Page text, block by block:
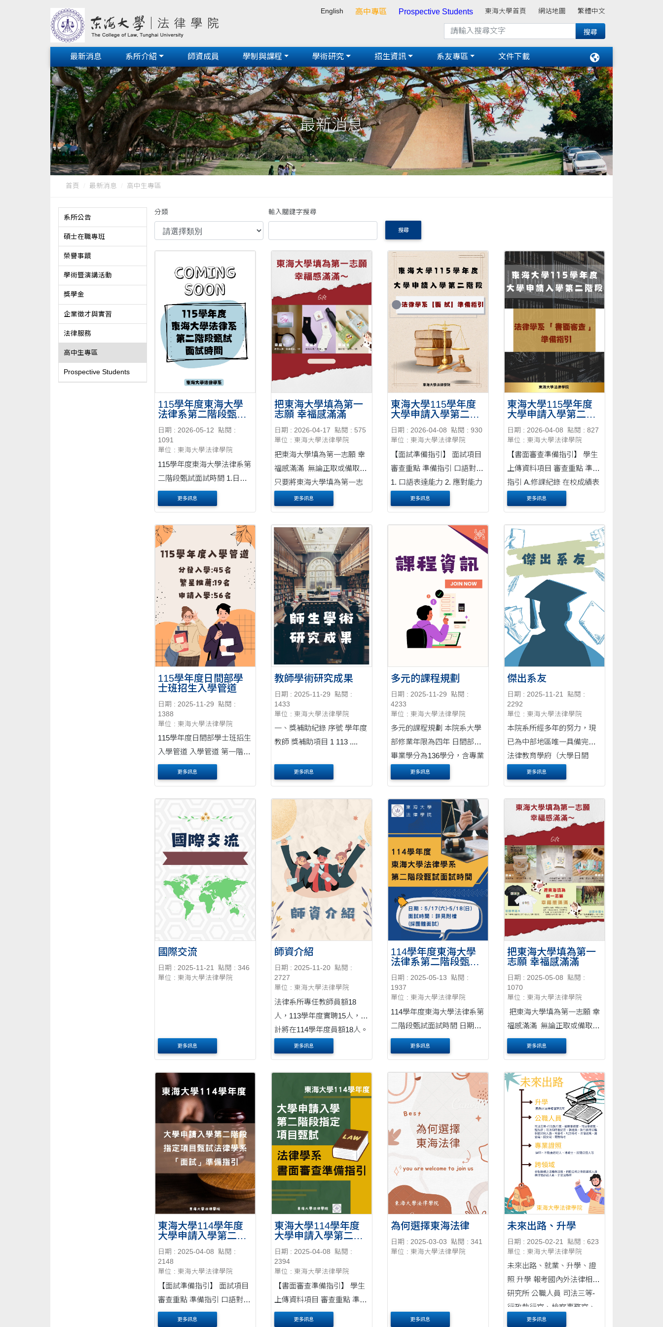
English 高中專區 Prospective Students 東海大學首頁 網站地圖 繁體中文
最新消息 系所介紹 師資成員 學制與課程 學術研究 招生資訊 系友專區 文件下載
最新消息
首頁 最新消息 高中生專區
系所公告
碩士在職專班
榮譽事蹟
學術暨演講活動
獎學金
企業徵才與實習
法律服務
高中生專區
Prospective Students
分類 輸入關鍵字搜尋
搜尋
115學年度東海大學
法律系第二階段甄試
日期 : 2026-05-12
點閱 :
1091
單位 : 東海大學法律學院
115學年度東海大學法律系第
二階段甄試面試時間 1.日
期：5/16(六)-5/17(日)，本校
於上午7時至下午7時，車輛
出示具照片之「身分證件」
正本(國民身分證、汽機車駕
駛執照、護照、居留證....
更多訊息
把東海大學填為第一
志願 幸福感滿滿
日期 : 2026-04-17
點閱 : 575
單位 : 東海大學法律學院
把東海大學填為第一志願 幸
福感滿滿 無論正取或備取，
只要將東海大學填為第一志
願並順利錄取， 於115學年
度註冊完畢，就可以獲得幸
福好禮。 幸福1：點亮幸福
「吸鐵燈箱」1個 幸福2：走
路有風....
更多訊息
東海大學115學年度
大學申請入學第二階
學系「 面試 」準備
指引
日期 : 2026-04-08
點閱 : 930
單位 : 東海大學法律學院
【面試準備指引】 面試項目
審查重點 準備指引 口語對談
1. 口語表達能力 2. 應對能力
3. 臨場反應能力 1. 回答內容
更多訊息
東海大學115學年度
大學申請入學第二階
學系「 書面審查 」
準備指引
日期 : 2026-04-08
點閱 : 827
單位 : 東海大學法律學院
【書面審查準備指引】 學生
上傳資料項目 審查重點 準備
指引 A.修課紀錄 在校成績表
領域之修課紀錄，若與本系
相關領域課程的....
更多訊息
115學年度日間部學
士班招生入學管道
日期 : 2025-11-29
點閱 :
1388
單位 : 東海大學法律學院
115學年度日間部學士班招生
入學管道 入學管道 第一階段
第二階段 繁星推薦(19名) 國
文均標 英文均標 數學A、數
更多訊息
教師學術研究成果
日期 : 2025-11-29
點閱 :
1433
單位 : 東海大學法律學院
一、獎補助紀錄 序號 學年度
教師 獎補助項目 1 113 ....
更多訊息
多元的課程規劃
日期 : 2025-11-29
點閱 :
4233
單位 : 東海大學法律學院
多元的課程規劃 本院系大學
部修業年限為四年 日間部：
畢業學分為136學分，含專業
必修課程69學分，基礎及通
識課程28學分，選修課程(含
必修)39學分。 一、必修科
目： 第一學年：憲法、民
更多訊息
傑出系友
日期 : 2025-11-21
點閱 :
2292
單位 : 東海大學法律學院
本院系所經多年的努力，現
已為中部地區唯一具備完整
法律教育學府（大學日間
部、進修部、碩士班、博士
班），除法律系學會有經常
性的演講、研討會及學術活
動外，更有法律服務中心定
期為社會大眾提供法律免費
諮詢服務....
更多訊息
國際交流
日期 : 2025-11-21
點閱 : 346
單位 : 東海大學法律學院
更多訊息
師資介紹
日期 : 2025-11-20 點閱 :
2727
單位 : 東海大學法律學院
法律系所專任教師員額18
人，113學年度實聘15人，預
計將在114學年度員額18人。
均為留學日、英、美、德、
法以及在本地深造而學有專
精之學者，教師之教學研究
素質俱佳，茲依其專長領域
與開設課程，扼要敘述如
下： 113學....
更多訊息
114學年度東海大學
法律系第二階段甄試
日期 : 2025-05-13
點閱 :
1937
單位 : 東海大學法律學院
114學年度東海大學法律系第
二階段甄試面試時間 日期：
5/17(六)-5/18(日) 面試時間：
詳見附檔(採團體面試) 地
教室(請先至L208教室報到)
※注意事項 1.請考生注意務
更多訊息
把東海大學填為第一
志願 幸福感滿滿
日期 : 2025-05-08
點閱 :
1070
單位 : 東海大學法律學院
把東海大學填為第一志願 幸
福感滿滿 無論正取或備取，
只要將東海大學填為第一志
願並順利錄取， 於114學年
福好禮1-3，還有機會抽中加
碼幸福4、5。 幸福1：炸裂
好吃牛....
更多訊息
東海大學114學年度
大學申請入學第二階
學系「面試」準備指
引
日期 : 2025-04-08
點閱 :
2148
單位 : 東海大學法律學院
【面試準備指引】 面試項目
審查重點 準備指引 口語對談
1. 口語表達能力 2. 應對能力
更多訊息
東海大學114學年度
大學申請入學第二階
學系「 書面審查 」
準備指引
日期 : 2025-04-08
點閱 :
2394
單位 : 東海大學法律學院
【書面審查準備指引】 學生
上傳資料項目 審查重點 準備
指引 A.修課紀錄 在校成績表
更多訊息
為何選擇東海法律
日期 : 2025-03-03
點閱 : 341
單位 : 東海大學法律學院
更多訊息
未來出路、升學
日期 : 2025-02-21
點閱 : 623
單位 : 東海大學法律學院
未來出路、就業、升學、證
照 升學 報考國內外法律相關
研究所 公職人員 司法三等-
行政執行官、檢察事務官、
司法事務官、監獄官 司法四
更多訊息